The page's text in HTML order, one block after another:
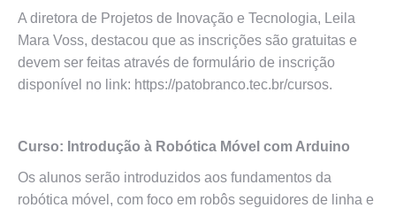
A diretora de Projetos de Inovação e Tecnologia, Leila
Mara Voss, destacou que as inscrições são gratuitas e
devem ser feitas através de formulário de inscrição
disponível no link: https://patobranco.tec.br/cursos.
Curso: Introdução à Robótica Móvel com Arduino
Os alunos serão introduzidos aos fundamentos da
robótica móvel, com foco em robôs seguidores de linha e